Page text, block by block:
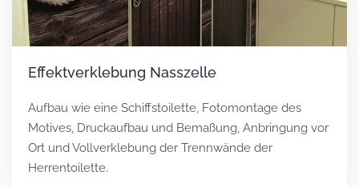
Effektverklebung Nasszelle
Aufbau wie eine Schiffstoilette, Fotomontage des
Motives, Druckaufbau und Bemaßung, Anbringung vor
Ort und Vollverklebung der Trennwände der
Herrentoilette.